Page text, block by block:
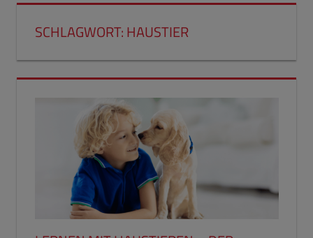
SCHLAGWORT:HAUSTIER